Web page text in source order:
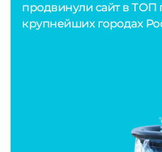
продвинули сайт в ТОП
крупнейших городах